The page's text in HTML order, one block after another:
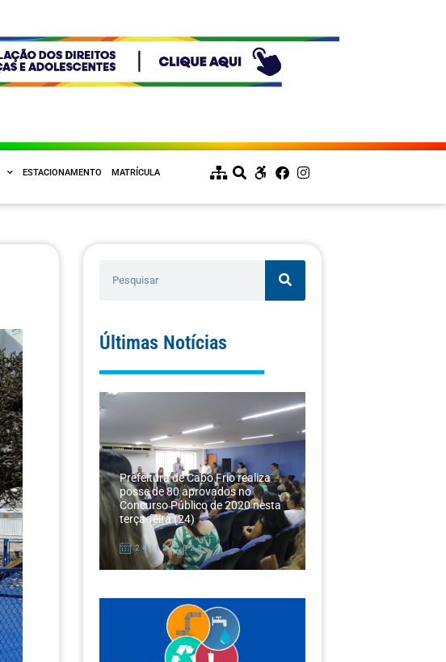
ESTACIONAMENTO MATRÍCULA
Últimas Notícias
Prefeitura de Cabo Frio realiza
posse de 80 aprovados no
Concurso Público de 2020 nesta
terça-feira (24)
24/12/2024